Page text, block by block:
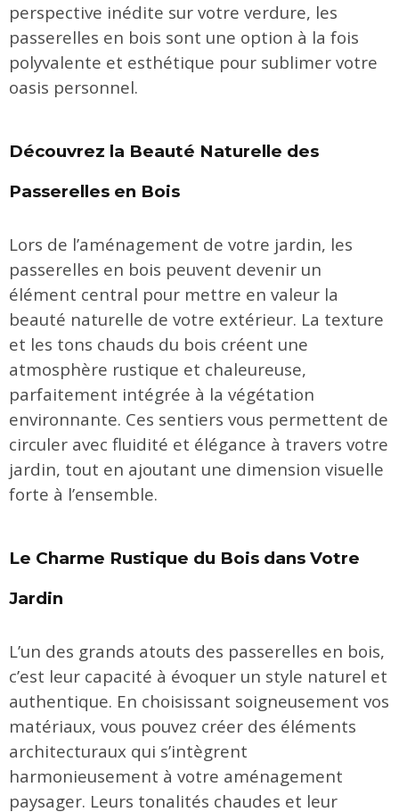
perspective inédite sur votre verdure, les
passerelles en bois sont une option à la fois
polyvalente et esthétique pour sublimer votre
oasis personnel.
Découvrez la Beauté Naturelle des
Passerelles en Bois
Lors de l’aménagement de votre jardin, les
passerelles en bois peuvent devenir un
élément central pour mettre en valeur la
beauté naturelle de votre extérieur. La texture
et les tons chauds du bois créent une
atmosphère rustique et chaleureuse,
parfaitement intégrée à la végétation
environnante. Ces sentiers vous permettent de
circuler avec fluidité et élégance à travers votre
jardin, tout en ajoutant une dimension visuelle
forte à l’ensemble.
Le Charme Rustique du Bois dans Votre
Jardin
L’un des grands atouts des passerelles en bois,
c’est leur capacité à évoquer un style naturel et
authentique. En choisissant soigneusement vos
matériaux, vous pouvez créer des éléments
architecturaux qui s’intègrent
harmonieusement à votre aménagement
paysager. Leurs tonalités chaudes et leur